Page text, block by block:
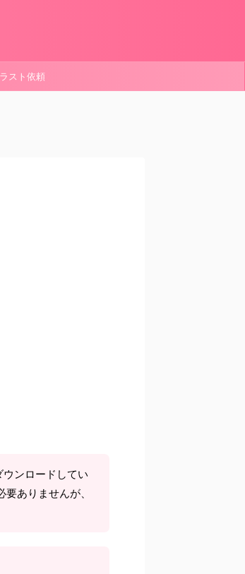
スト依頼
ンロードしてい
ありませんが、